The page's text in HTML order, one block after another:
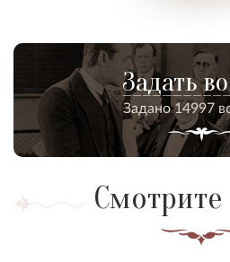
Задать
Задано 14997
Смотрите